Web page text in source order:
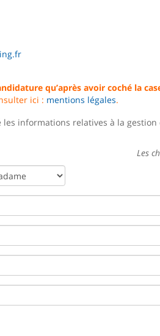
qu’après avoir coché la
ici : mentions légales.
informations relatives à la gestion
Les